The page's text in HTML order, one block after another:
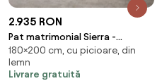
2.935 RON
Pat matrimonial Sierra -
180x200 cm - din lemn masiv de
pin
180×200 cm, cu picioare, din
lemn
Livrare gratuită